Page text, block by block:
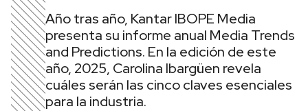
Año tras año, Kantar IBOPE Media
presenta su informe anual Media Trends
and Predictions. En la edición de este
año, 2025, Carolina Ibargüen revela
cuáles serán las cinco claves esenciales
para la industria.